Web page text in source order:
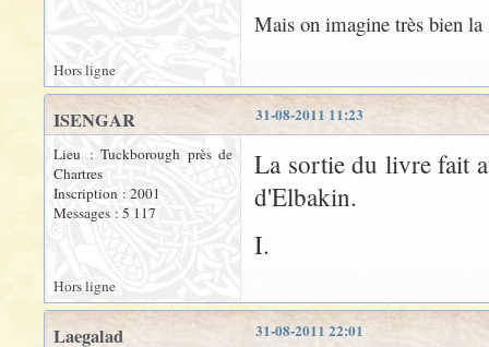
Mais on imagine très bien
Hors ligne
31-08-2011 11:23
ISENGAR
Lieu : Tuckborough près de
Chartres
Inscription : 2001
Messages : 5 117
La sortie du livre fait
d'Elbakin.
I.
Hors ligne
31-08-2011 22:01
Laegalad